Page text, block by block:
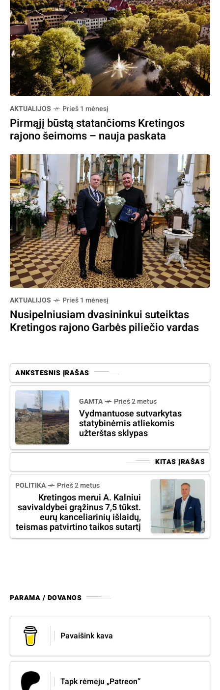
AKTUALIJOS Prieš 1 mėnesį
Pirmąjį būstą statančioms Kretingos
rajono šeimoms – nauja paskata
AKTUALIJOS Prieš 1 mėnesį
Nusipelniusiam dvasininkui suteiktas
Kretingos rajono Garbės piliečio vardas
ANKSTESNIS ĮRAŠAS
GAMTA Prieš 2 metus
Vydmantuose sutvarkytas
statybinėmis atliekomis
užterštas sklypas
KITAS ĮRAŠAS
POLITIKA Prieš 2 metus
Kretingos merui A. Kalniui
savivaldybei grąžinus 7,5 tūkst.
eurų kanceliarinių išlaidų,
teismas patvirtino taikos sutartį
PARAMA / DOVANOS
Pavaišink kava
Tapk rėmėju „Patreon“